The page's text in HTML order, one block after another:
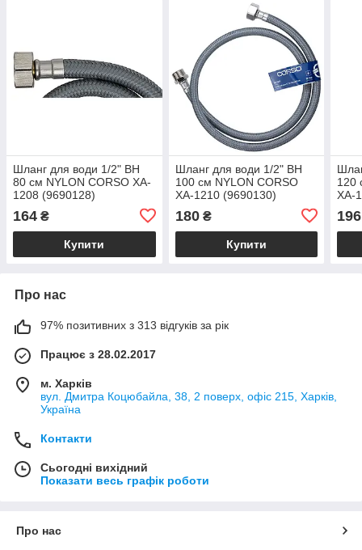
Шланг для води 1/2" ВН
80 см NYLON CORSO XA-
1208 (9690128)
164 ₴
Купити
Шланг для води 1/2" ВН
100 см NYLON CORSO
XA-1210 (9690130)
180₴
Купити
120
XA-
196
Про нас
97% позитивних з 313 відгуків за рік
Працює з 28.02.2017
м. Харків
вул. Дмитра Коцюбайла, 38, 2 поверх, офіс 215, Харків,
Україна
Контакти
Сьогодні вихідний
Показати весь графік роботи
Про нас